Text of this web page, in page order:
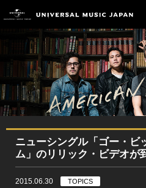
ニューシングル「ゴー・ビ
ム」のリリック・ビデオが
2015.06.30 TOPICS